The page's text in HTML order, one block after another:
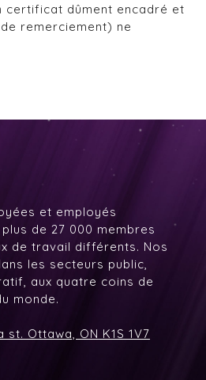
certificat dûment encadré et
remerciement) ne
et employés
de 27 000 membres
de travail différents. Nos
les secteurs public,
aux quatre coins de
monde.
Ottawa, ON K1S 1V7